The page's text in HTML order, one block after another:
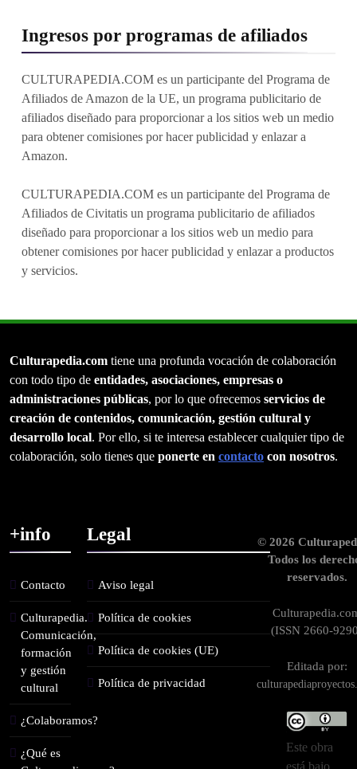
Ingresos por programas de afiliados
CULTURAPEDIA.COM es un participante del Programa de
Afiliados de Amazon de la UE, un programa publicitario de
afiliados diseñado para proporcionar a los sitios web un medio
para obtener comisiones por hacer publicidad y enlazar a
Amazon.
CULTURAPEDIA.COM es un participante del Programa de
Afiliados de Civitatis un programa publicitario de afiliados
diseñado para proporcionar a los sitios web un medio para
obtener comisiones por hacer publicidad y enlazar a productos
y servicios.
Culturapedia.com tiene una profunda vocación de colaboración
con todo tipo de entidades, asociaciones, empresas o
administraciones públicas, por lo que ofrecemos servicios de
creación de contenidos, comunicación, gestión cultural y
desarrollo local. Por ello, si te interesa establecer cualquier tipo de
colaboración, solo tienes que ponerte en contacto con nosotros.
+info
Contacto
Culturapedia.
Comunicación,
formación
y gestión
cultural
¿Colaboramos?
¿Qué es
Legal
Aviso legal
Política de cookies
Política de cookies (UE)
Política de privacidad
© 2026
Todos los
reservados.
(ISSN 2660-
Editada por:
Este obra
está bajo